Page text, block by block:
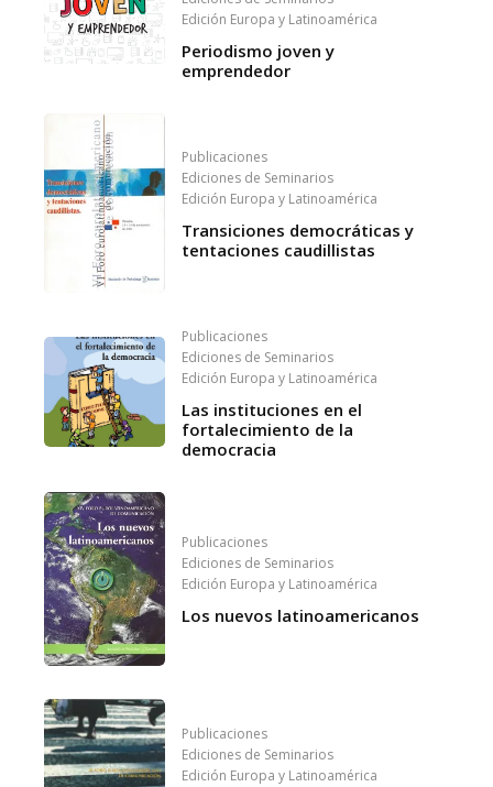
Edición Europa y Latinoamérica
Periodismo joven y
emprendedor
Publicaciones
Ediciones de Seminarios
Edición Europa y Latinoamérica
Transiciones democráticas y
tentaciones caudillistas
Publicaciones
Ediciones de Seminarios
Edición Europa y Latinoamérica
Las instituciones en el
fortalecimiento de la
democracia
Publicaciones
Ediciones de Seminarios
Edición Europa y Latinoamérica
Los nuevos latinoamericanos
Publicaciones
Ediciones de Seminarios
Edición Europa y Latinoamérica